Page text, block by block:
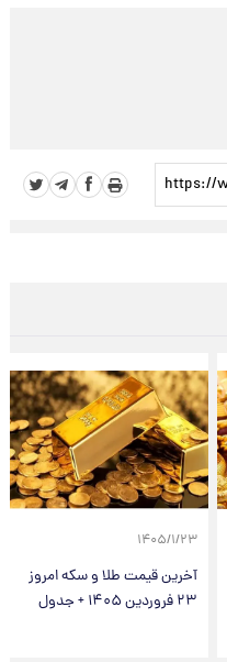
۱۴۰۵/۱/۲۳
آخرین قیمت طلا و سکه امروز
۲۳ فروردین ۱۴۰۵ + جدول